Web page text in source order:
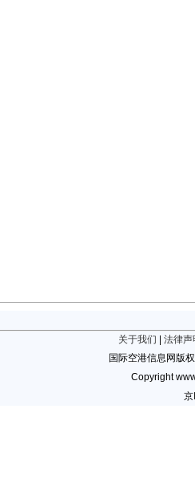
关于我们
法律声
国际空港信息网版
Copyright